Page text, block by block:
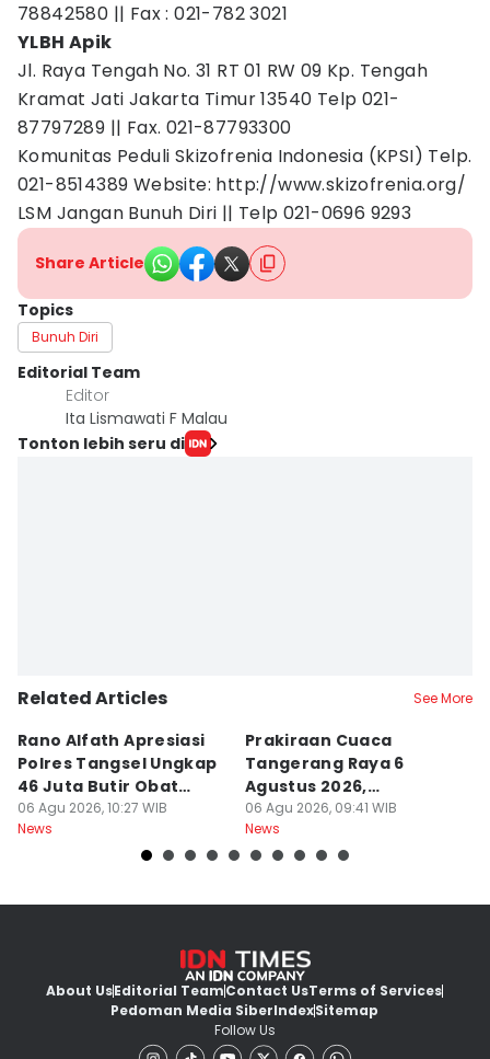
78842580 || Fax : 021-782 3021
YLBH Apik
Jl. Raya Tengah No. 31 RT 01 RW 09 Kp. Tengah
Kramat Jati Jakarta Timur 13540 Telp 021-
87797289 || Fax. 021-87793300
Komunitas Peduli Skizofrenia Indonesia (KPSI) Telp.
021-8514389 Website: http://www.skizofrenia.org/
LSM Jangan Bunuh Diri || Telp 021-0696 9293
Share Article
Topics
Bunuh Diri
Editorial Team
Editor
Ita Lismawati F Malau
Tonton lebih seru di
Related Articles See More
Rano Alfath Apresiasi
Polres Tangsel Ungkap
46 Juta Butir Obat
Keras
06 Agu 2026, 10:27 WIB
News
Prakiraan Cuaca
Tangerang Raya 6
Agustus 2026,
Didominasi Cuaca
Berawan
06 Agu 2026, 09:41 WIB
News
About UsEditorial TeamContact UsTerms of Services
Pedoman Media SiberIndexSitemap
Follow Us